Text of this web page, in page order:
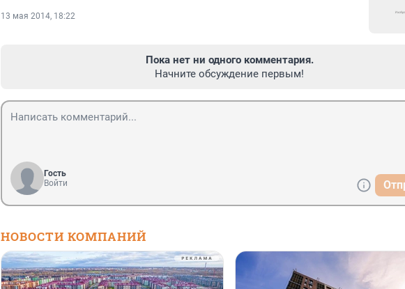
13 мая 2014, 18:22
Пока нет ни одного комментария.
Начните обсуждение первым!
Гость
Войти
НОВОСТИ КОМПАНИЙ